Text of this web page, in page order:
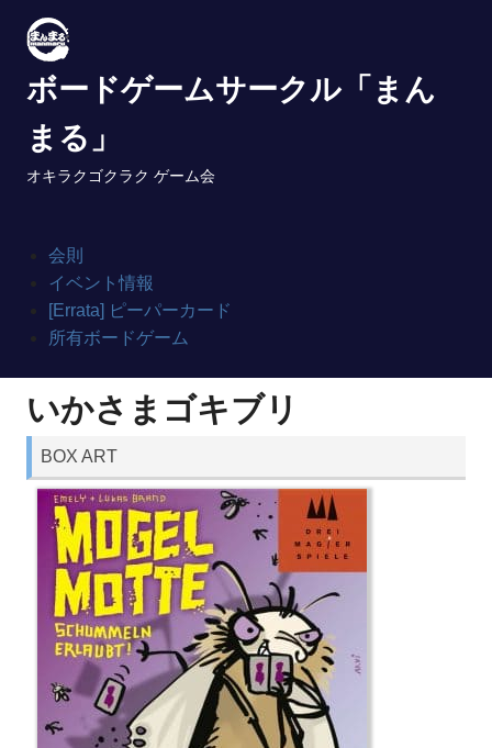
content
ボードゲームサークル「まん
まる」
オキラクゴクラク ゲーム会
会則
イベント情報
[Errata] ピーパーカード
所有ボードゲーム
いかさまゴキブリ
BOX ART